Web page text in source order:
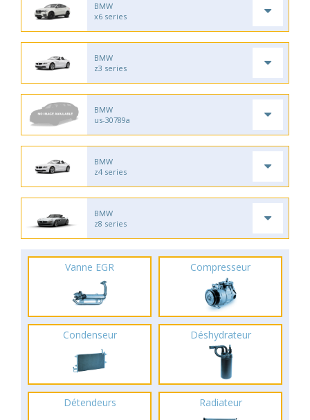
BMW
x6 series
BMW
z3 series
BMW
us-30789a
BMW
z4 series
BMW
z8 series
Vanne EGR Compresseur
Condenseur Déshydrateur
Détendeurs Radiateur